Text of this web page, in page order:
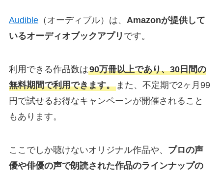
Audible（オーディブル）は、 Amazonが提供して
いるオーディオブックアプリ です。
利用できる作品数は90万冊以上であり、30日間の
無料期間で利用できます。また、不定期で2ヶ月99
円で試せるお得なキャンペーンが開催されること
もあります。
ここでしか聴けないオリジナル作品や、 プロの声
優や俳優の声で朗読された作品のラインナップの